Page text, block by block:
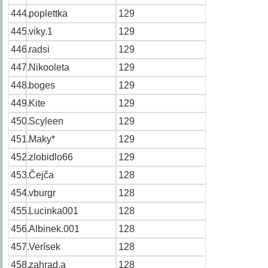
444.poplettka
129
445.viky.1
129
446.radsi
129
447.Nikooleta
129
448.boges
129
449.Kite
129
450.Scyleen
129
451.Maky*
129
452.zlobidlo66
129
453.Čejča
128
454.vburgr
128
455.Lucinka001
128
456.Albinek.001
128
457.Verísek
128
458.zahrad.a 128